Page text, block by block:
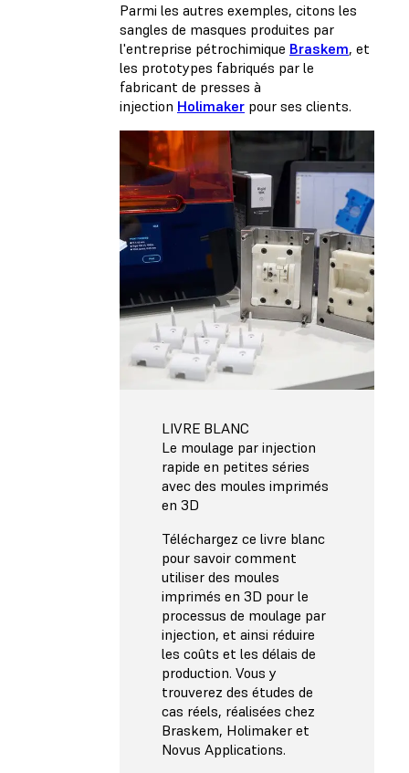
Parmi les autres exemples, citons les
sangles de masques produites par
l'entreprise pétrochimique Braskem, et
les prototypes fabriqués par le
fabricant de presses à
injection Holimaker pour ses clients.
LIVRE BLANC
Le moulage par injection
rapide en petites séries
avec des moules imprimés
en 3D
Téléchargez ce livre blanc
pour savoir comment
utiliser des moules
imprimés en 3D pour le
processus de moulage par
injection, et ainsi réduire
les coûts et les délais de
production. Vous y
trouverez des études de
cas réels, réalisées chez
Braskem, Holimaker et
Novus Applications.